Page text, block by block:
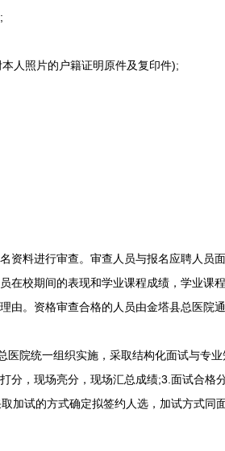
人照片的户籍证明原件及复印件);
料进行审查。审查人员与报名应聘人员
在校期间的表现和学业课程成绩，学业课
。资格审查合格的人员由金塔县总医院通
院统一组织实施，采取结构化面试与专业
分，现场亮分，现场汇总成绩;3.面试合格
加试的方式确定拟签约人选，加试方式同